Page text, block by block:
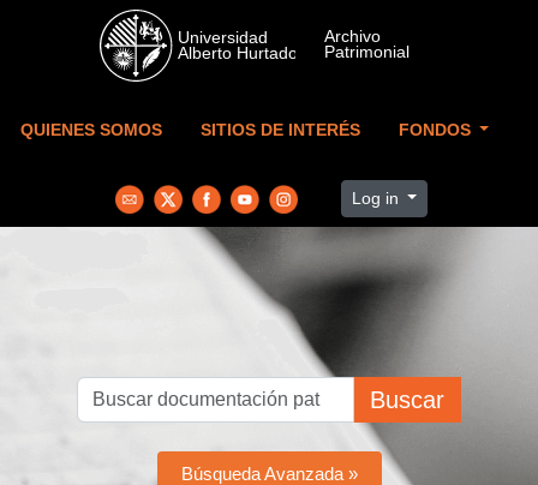
Skip to main content
QUIENES SOMOS SITIOS DE INTERÉS FONDOS
Log in
Buscar
Búsqueda Avanzada »